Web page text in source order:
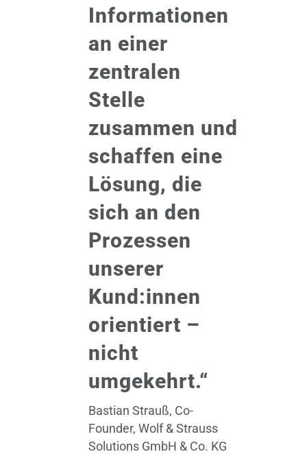
Informationen
an einer
zentralen
Stelle
zusammen und
schaffen eine
Lösung, die
sich an den
Prozessen
unserer
Kund:innen
orientiert –
nicht
umgekehrt.“
Bastian Strauß, Co-
Founder, Wolf & Strauss
Solutions GmbH & Co. KG